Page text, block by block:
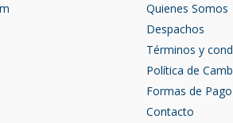
Quienes Somos
Despachos
Términos y
Política de
Formas de Pago
Contacto